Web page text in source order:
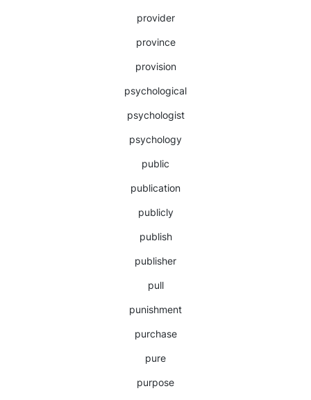
provider
province
provision
psychological
psychologist
psychology
public
publication
publicly
publish
publisher
pull
punishment
purchase
pure
purpose